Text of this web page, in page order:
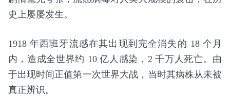
史上屡屡发生。
1918 年西班牙流感在其出现到完全消失的 18 个月
内，造成全世界约 10 亿人感染，2 千万人死亡。由
于出现时间正值第一次世界大战，当时其病株从未被
真正辨识。